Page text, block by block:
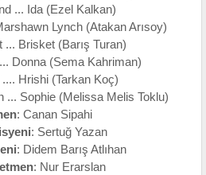
... Ida (Ezel Kalkan)
Lynch (Atakan Arısoy)
... Brisket (Barış Turan)
Donna (Sema Kahriman)
Hrishi (Tarkan Koç)
... Sophie (Melissa Melis Toklu)
: Canan Sipahi
: Sertuğ Yazan
: Didem Barış Atlıhan
: Nur Erarslan